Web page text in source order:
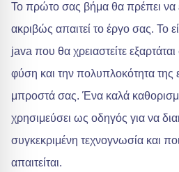
Το πρώτο σας βήμα θα πρέπει να
ακριβώς απαιτεί το έργο σας. Το
java που θα χρειαστείτε
φύση και την πολυπλοκότητα της
μπροστά σας. Ένα καλά
χρησιμεύσει ως οδηγός για να
συγκεκριμένη τεχνογνωσία και
απαιτείται.